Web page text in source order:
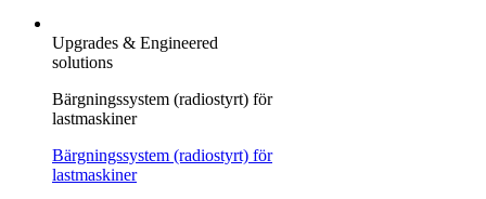
Upgrades & Engineered
solutions
Bärgningssystem (radiostyrt) för
lastmaskiner
Bärgningssystem (radiostyrt) för
lastmaskiner